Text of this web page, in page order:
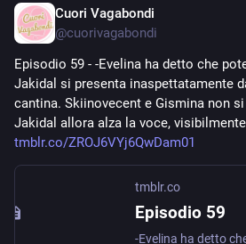
Cuori Vagabondi
@cuorivagabondi
Episodio 59 - -Evelina ha detto che
Jakidal si presenta inaspettatamente
cantina. Skiinovecent e Gismina non
Jakidal allora alza la voce,
tmblr.co/ZROJ6VYj6QwDam01
tmblr.co
Episodio 59